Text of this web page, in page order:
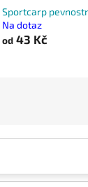
Sportcarp
Na dotaz
od43 Kč